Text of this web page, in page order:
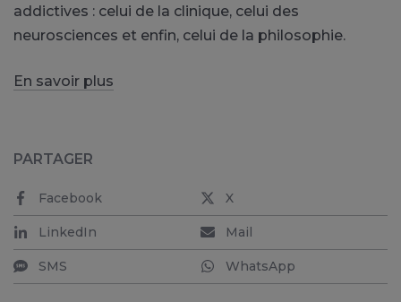
addictives : celui de la clinique, celui des
neurosciences et enfin, celui de la philosophie.
En savoir plus
PARTAGER
Facebook X
LinkedIn Mail
SMS WhatsApp